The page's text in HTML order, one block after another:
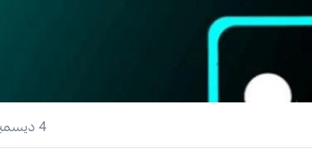
4 ديسمبر 2025